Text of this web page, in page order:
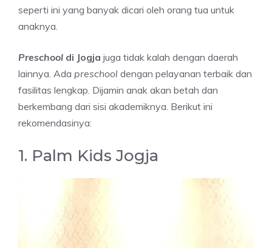
seperti ini yang banyak dicari oleh orang tua untuk
anaknya.
Preschool di Jogja juga tidak kalah dengan daerah
lainnya. Ada preschool dengan pelayanan terbaik dan
fasilitas lengkap. Dijamin anak akan betah dan
berkembang dari sisi akademiknya. Berikut ini
rekomendasinya:
1. Palm Kids Jogja